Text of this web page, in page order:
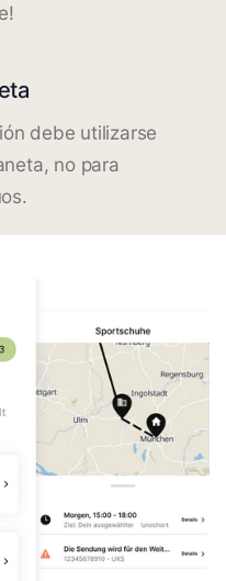
debe utilizarse
no para